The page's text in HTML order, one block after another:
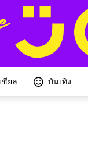
ชียล บันเทิง